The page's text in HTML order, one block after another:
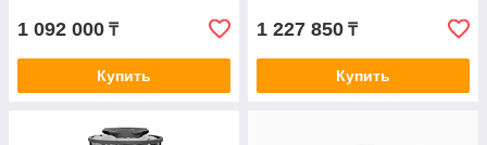
1 092 000 ₸
Купить
1 227 850 ₸
Купить